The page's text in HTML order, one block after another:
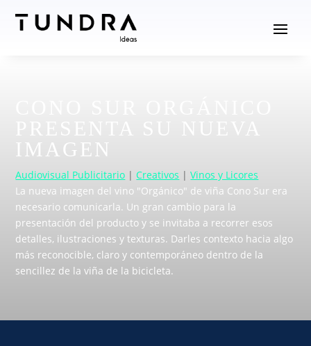
IMAGEN
Audiovisual Publicitario |Creativos |Vinos y Licores
La nueva imagen del vino "Orgánico" de viña Cono Sur era
necesario comunicarla. Un gran cambio para la
presentación del producto y se invitaba a recorrer esos
detalles, ilustraciones y texturas. Darles contexto hacia algo
más reconocible, claro y contemporáneo dentro de la
sencillez de la viña de la bicicleta.